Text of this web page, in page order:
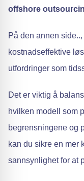
offshore
På den annen side..,
kostnadseffektive
utfordringer som
Det er viktig å
hvilken modell som
begrensningene og
kan du sikre en mer
sannsynlighet for at